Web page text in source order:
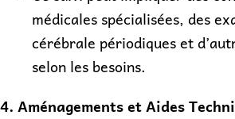
médicales spécialisées, des
cérébrale périodiques et
selon les besoins.
4. Aménagements et Aides